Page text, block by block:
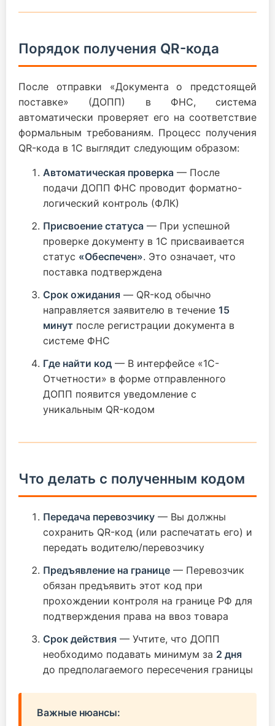
Порядок получения QR-кода
После отправки «Документа о предстоящей
поставке» (ДОПП) в ФНС, система
автоматически проверяет его на соответствие
формальным требованиям. Процесс получения
QR-кода в 1С выглядит следующим образом:
Автоматическая проверка — После
подачи ДОПП ФНС проводит форматно-
логический контроль (ФЛК)
Присвоение статуса — При успешной
проверке документу в 1С присваивается
статус «Обеспечен». Это означает, что
поставка подтверждена
Срок ожидания — QR-код обычно
направляется заявителю в течение 15
минут после регистрации документа в
системе ФНС
Где найти код — В интерфейсе «1С-
Отчетности» в форме отправленного
ДОПП появится уведомление с
уникальным QR-кодом
Что делать с полученным кодом
Передача перевозчику — Вы должны
сохранить QR-код (или распечатать его) и
передать водителю/перевозчику
Предъявление на границе — Перевозчик
обязан предъявить этот код при
прохождении контроля на границе РФ для
подтверждения права на ввоз товара
Срок действия — Учтите, что ДОПП
необходимо подавать минимум за 2 дня
до предполагаемого пересечения границы
Важные нюансы: